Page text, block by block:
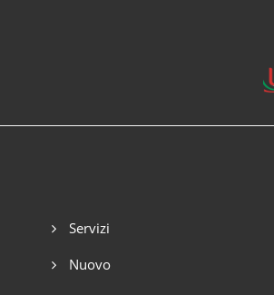
Servizi
Nuovo